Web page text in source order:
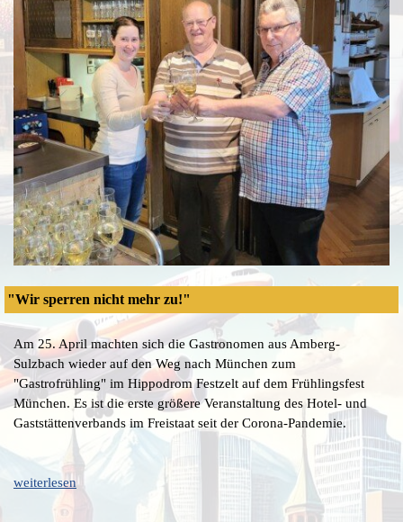
"Wir sperren nicht mehr zu!"
Am 25. April machten sich die Gastronomen aus Amberg-
Sulzbach wieder auf den Weg nach München zum
"Gastrofrühling" im Hippodrom Festzelt auf dem Frühlingsfest
München. Es ist die erste größere Veranstaltung des Hotel- und
Gaststättenverbands im Freistaat seit der Corona-Pandemie.
weiterlesen